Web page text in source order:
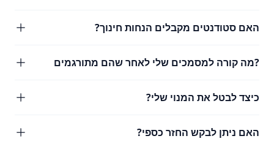
האם סטודנטים מקבלים הנחות חינוך?
?מה קורה למסמכים שלי לאחר שהם מתורגמים
כיצד לבטל את המנוי שלי?
האם ניתן לבקש החזר כספי?